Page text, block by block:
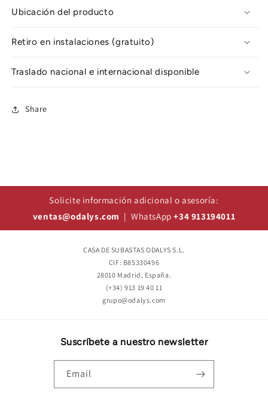
Ubicación del producto
Retiro en instalaciones (gratuito)
Traslado nacional e internacional disponible
Share
Solicite información adicional o asesoría:
ventas@odalys.com | WhatsApp+34 913194011
CASA DE SUBASTAS ODALYS S.L.
CIF: B85330496
28010 Madrid, España.
(+34) 913 19 40 11
grupo@odalys.com
Suscríbete a nuestro newsletter
Email